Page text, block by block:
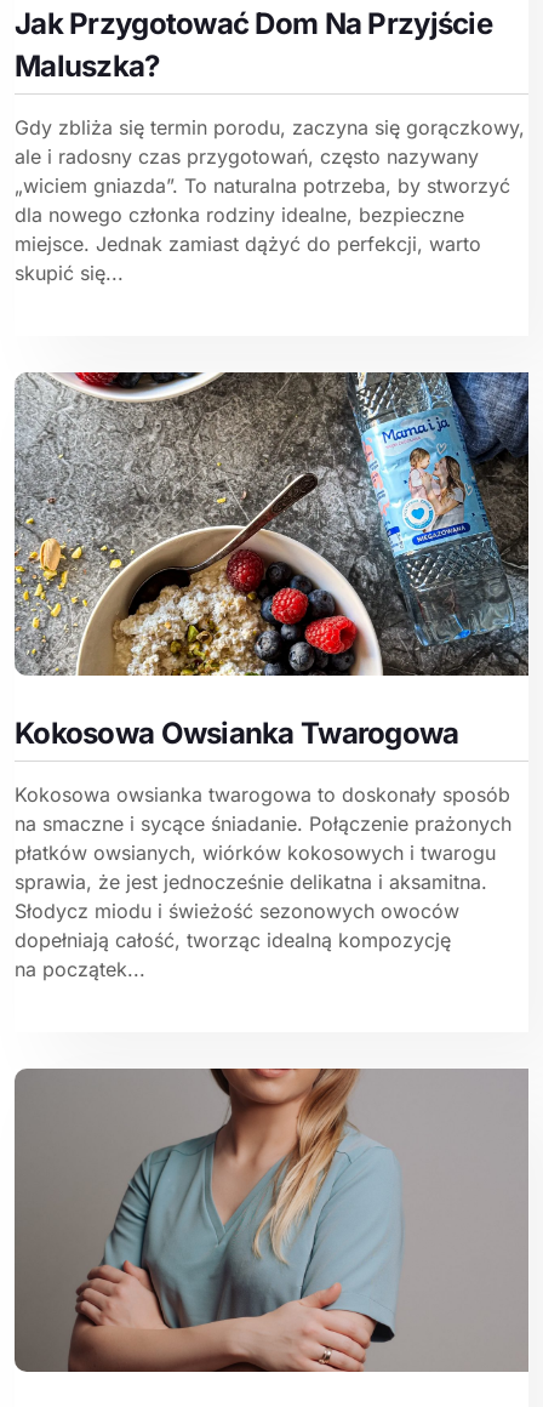
Jak Przygotować Dom Na Przyjście
Maluszka?
Gdy zbliża się termin porodu, zaczyna się gorączkowy,
ale i radosny czas przygotowań, często nazywany
„wiciem gniazda”. To naturalna potrzeba, by stworzyć
dla nowego członka rodziny idealne, bezpieczne
miejsce. Jednak zamiast dążyć do perfekcji, warto
skupić się...
Kokosowa Owsianka Twarogowa
Kokosowa owsianka twarogowa to doskonały sposób
na smaczne i sycące śniadanie. Połączenie prażonych
płatków owsianych, wiórków kokosowych i twarogu
sprawia, że jest jednocześnie delikatna i aksamitna.
Słodycz miodu i świeżość sezonowych owoców
dopełniają całość, tworząc idealną kompozycję
na początek...